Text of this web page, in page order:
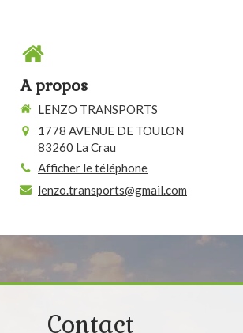
A propos
LENZO TRANSPORTS
1778 AVENUE DE TOULON
83260 La Crau
Afficher le téléphone
lenzo.transports@gmail.com
Contact